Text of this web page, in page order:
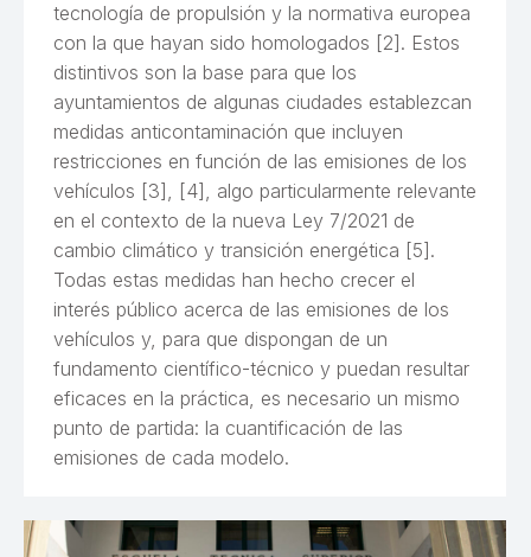
tecnología de propulsión y la normativa europea
con la que hayan sido homologados [2]. Estos
distintivos son la base para que los
ayuntamientos de algunas ciudades establezcan
medidas anticontaminación que incluyen
restricciones en función de las emisiones de los
vehículos [3], [4], algo particularmente relevante
en el contexto de la nueva Ley 7/2021 de
cambio climático y transición energética [5].
Todas estas medidas han hecho crecer el
interés público acerca de las emisiones de los
vehículos y, para que dispongan de un
fundamento científico-técnico y puedan resultar
eficaces en la práctica, es necesario un mismo
punto de partida: la cuantificación de las
emisiones de cada modelo.